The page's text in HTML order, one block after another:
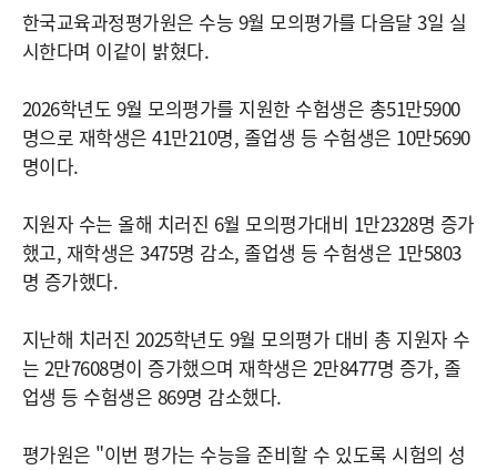
한국교육과정평가원은 수능 9월 모의평가를 다음달 3일 실
시한다며 이같이 밝혔다.
2026학년도 9월 모의평가를 지원한 수험생은 총51만5900
명으로 재학생은 41만210명, 졸업생 등 수험생은 10만5690
명이다.
지원자 수는 올해 치러진 6월 모의평가대비 1만2328명 증가
했고, 재학생은 3475명 감소, 졸업생 등 수험생은 1만5803
명 증가했다.
지난해 치러진 2025학년도 9월 모의평가 대비 총 지원자 수
는 2만7608명이 증가했으며 재학생은 2만8477명 증가, 졸
업생 등 수험생은 869명 감소했다.
평가원은 "이번 평가는 수능을 준비할 수 있도록 시험의 성